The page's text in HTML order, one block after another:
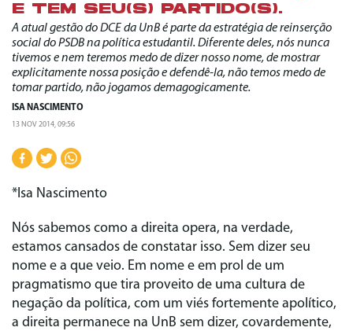
E TEM SEU(S) PARTIDO(S).
A atual gestão do DCE da UnB é parte da estratégia de reinserção
social do PSDB na política estudantil. Diferente deles, nós nunca
tivemos e nem teremos medo de dizer nosso nome, de mostrar
explicitamente nossa posição e defendê-la, não temos medo de
tomar partido, não jogamos demagogicamente.
ISA NASCIMENTO
13 NOV 2014, 09:56
*Isa Nascimento
Nós sabemos como a direita opera, na verdade,
estamos cansados de constatar isso. Sem dizer seu
nome e a que veio. Em nome e em prol de um
pragmatismo que tira proveito de uma cultura de
negação da política, com um viés fortemente apolítico,
a direita permanece na UnB sem dizer, covardemente,